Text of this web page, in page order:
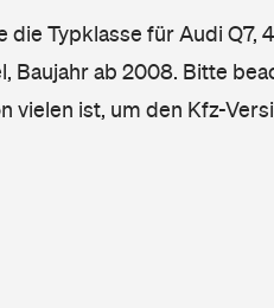
die Typklasse für Audi Q7,
Baujahr ab 2008. Bitte
vielen ist, um den Kfz-